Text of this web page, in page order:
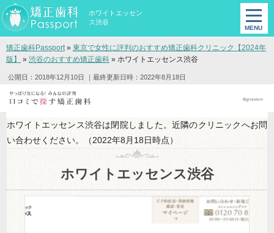
ホワイトエッセン
ス渋谷
矯正歯科Passport» 東京で女性に評判のおすすめ矯正歯科クリニック【2024年
版】
» 渋谷のおすすめ矯正歯科 » ホワイトエッセンス渋谷
公開日：2018年12月10日 ｜最終更新日時：2022年8月18日
ホワイトエッセンス渋谷は閉院しました。近隣のクリニックへお問
い合わせください。（2022年8月18日時点）
ホワイトエッセンス渋谷